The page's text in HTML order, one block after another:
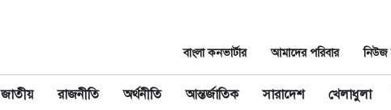
বাংলা কনভার্টার আমাদের পরিবার নিউজ
জাতীয় রাজনীতি অর্থনীতি আন্তর্জাতিক সারাদেশ খেলাধুলা